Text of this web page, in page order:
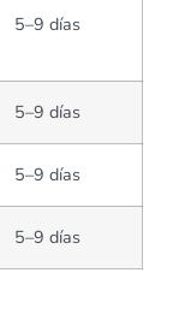
5–9 días
5–9 días
5–9 días
5–9 días